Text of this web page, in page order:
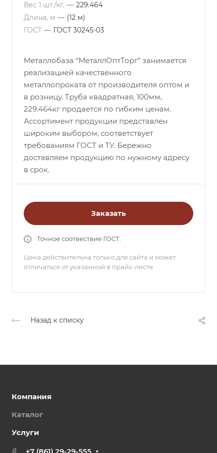
Вес 1 шт./кг. — 229.464
Длина, м — (12 м)
ГОСТ — ГОСТ 30245-03
Металлобаза “МеталлОптТорг” занимается
реализацией качественного
металлопроката от производителя оптом и
в розницу. Труба квадратная, 100мм,
229.464кг продается по гибким ценам.
Ассортимент продукции представлен
широким выбором, соответствует
требованиям ГОСТ и ТУ. Бережно
доставляем продукцию по нужному адресу
в срок.
Заказать
Точное соотвествие ГОСТ.
Цена действительна только для сайта и может
отличаться от указанной в прайс-листе
Назад к списку
Компания
Каталог
Услуги